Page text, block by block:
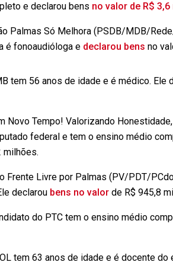
e declarou bens no valor de R$
Palmas Só Melhora (PSDB/MDB/
é fonoaudióloga e declarou bens no
tem 56 anos de idade e é médico. Ele
Novo Tempo! Valorizando
federal e tem o ensino médio
milhões.
Frente Livre por Palmas (PV/PDT/
declarou bens no valor de R$ 945,8
do PTC tem o ensino médio
tem 63 anos de idade e é docente do